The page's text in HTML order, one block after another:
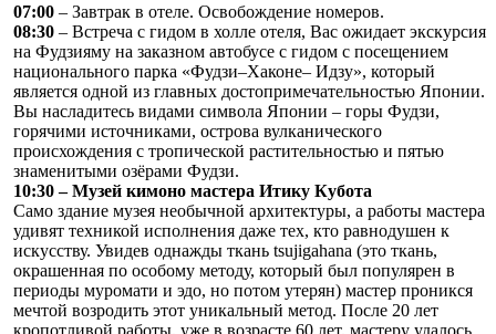
07:00 – Завтрак в отеле. Освобождение номеров.
08:30 – Встреча с гидом в холле отеля, Вас ожидает экскурсия
на Фудзияму на заказном автобусе с гидом с посещением
национального парка «Фудзи–Хаконе– Идзу», который
является одной из главных достопримечательностью Японии.
Вы насладитесь видами символа Японии – горы Фудзи,
горячими источниками, острова вулканического
происхождения с тропической растительностью и пятью
знаменитыми озёрами Фудзи.
10:30 – Музей кимоно мастера Итику Кубота
Само здание музея необычной архитектуры, а работы мастера
удивят техникой исполнения даже тех, кто равнодушен к
искусству. Увидев однажды ткань tsujigahana (это ткань,
окрашенная по особому методу, который был популярен в
периоды муромати и эдо, но потом утерян) мастер проникся
мечтой возродить этот уникальный метод. После 20 лет
кропотливой работы, уже в возрасте 60 лет, мастеру удалось